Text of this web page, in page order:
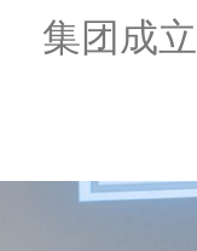
集团成立